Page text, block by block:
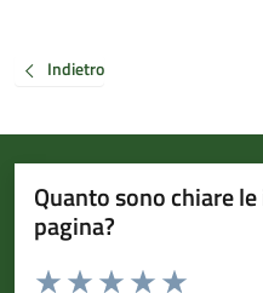
Indietro
Quanto sono chiare
pagina?
Valuta da 1 a 5 stelle la pagina